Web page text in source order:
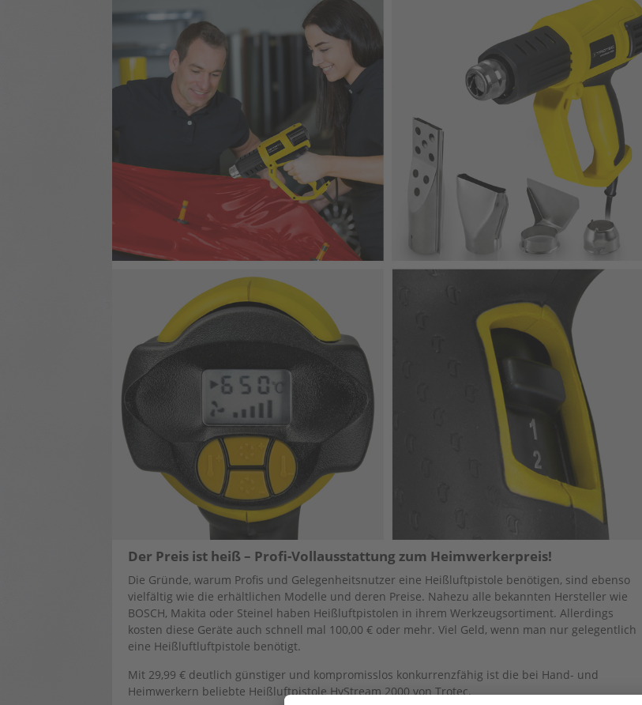
Der Preis ist heiß – Profi-Vollausstattung zum Heimwerkerpreis!
Die Gründe, warum Profis und Gelegenheitsnutzer eine Heißluftpistole benötigen, sind ebenso
vielfältig wie die erhältlichen Modelle und deren Preise. Nahezu alle bekannten Hersteller wie
BOSCH, Makita oder Steinel haben Heißluftpistolen in ihrem Werkzeugsortiment. Allerdings
kosten diese Geräte auch schnell mal 100,00 € oder mehr. Viel Geld, wenn man nur gelegentlich
eine Heißluftluftpistole benötigt.
Mit 29,99 € deutlich günstiger und kompromisslos konkurrenzfähig ist die bei Hand- und
Heimwerkern beliebte Heißluftpistole HyStream 2000 von Trotec.